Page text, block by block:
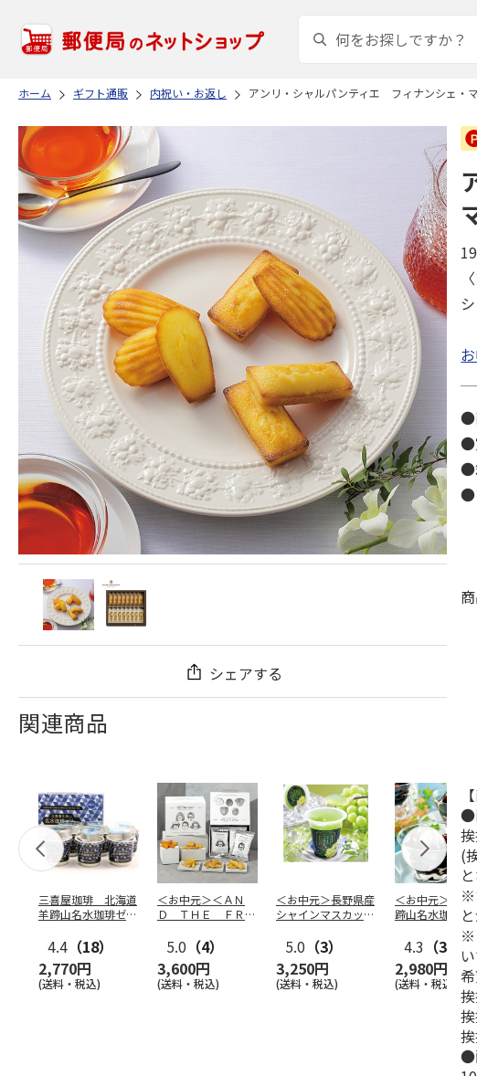
ホーム ギフト通販 内祝い・お返し アンリ・シャルパンティエ フィナンシェ・
シェアする
関連商品
三喜屋珈琲 北海道
羊蹄山名水珈琲ゼリ
4.4 （18）
2,770円
(送料・税込)
＜お中元＞＜ＡＮ
Ｄ ＴＨＥ ＦＲＩ
ト５種
…
5.0 （4）
3,600円
(送料・税込)
＜お中元＞長野県産
シャインマスカット
5.0 （3）
3,250円
(送料・税込)
＜お中元＞北海
蹄山名水珈琲ゼ
4.3 （3）
2,980円
(送料・税込)
●
●
●
●
●
(
※
●